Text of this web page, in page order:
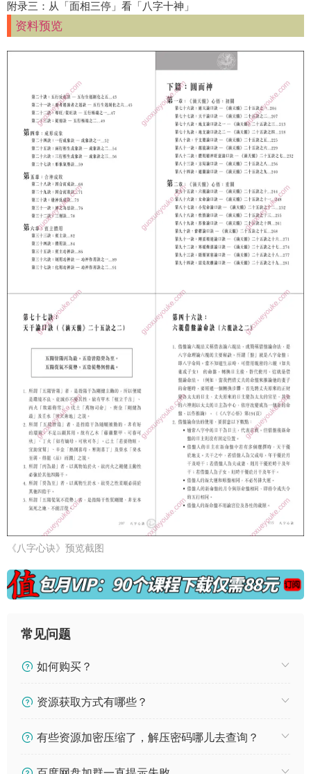
附录三：从「面相三停」看「八字十神」
资料预览
《八字心诀》预览截图
常见问题
如何购买？
资源获取方式有哪些？
有些资源加密压缩了，解压密码哪儿去查询？